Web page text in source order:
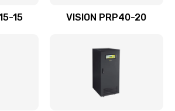
15 VISION PRP40-20